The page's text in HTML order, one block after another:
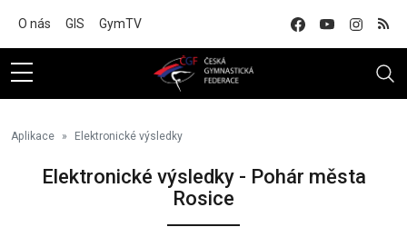
O nás GIS GymTV
Aplikace Elektronické výsledky
Elektronické výsledky - Pohár města
Rosice